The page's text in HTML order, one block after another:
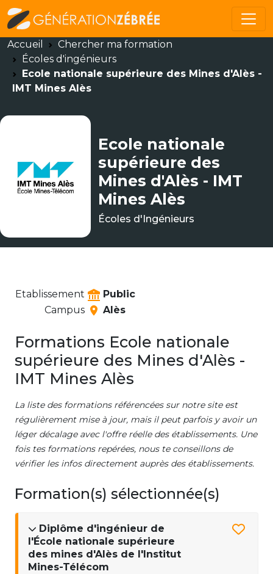
Accueil
Chercher ma formation
Écoles d'ingénieurs
Ecole nationale supérieure des Mines d'Alès -
IMT Mines Alès
Ecole nationale
supérieure des
Mines d'Alès - IMT
Mines Alès
Écoles d'Ingénieurs
Etablissement
Public
Campus
Alès
Formations Ecole nationale
supérieure des Mines d'Alès -
IMT Mines Alès
La liste des formations référencées sur notre site est
régulièrement mise à jour, mais il peut parfois y avoir un
léger décalage avec l'offre réelle des établissements. Une
fois tes formations repérées, nous te conseillons de
vérifier les infos directement auprès des établissements.
Formation(s) sélectionnée(s)
Diplôme d'ingénieur de
l'École nationale supérieure
des mines d'Alès de l'Institut
Mines-Télécom